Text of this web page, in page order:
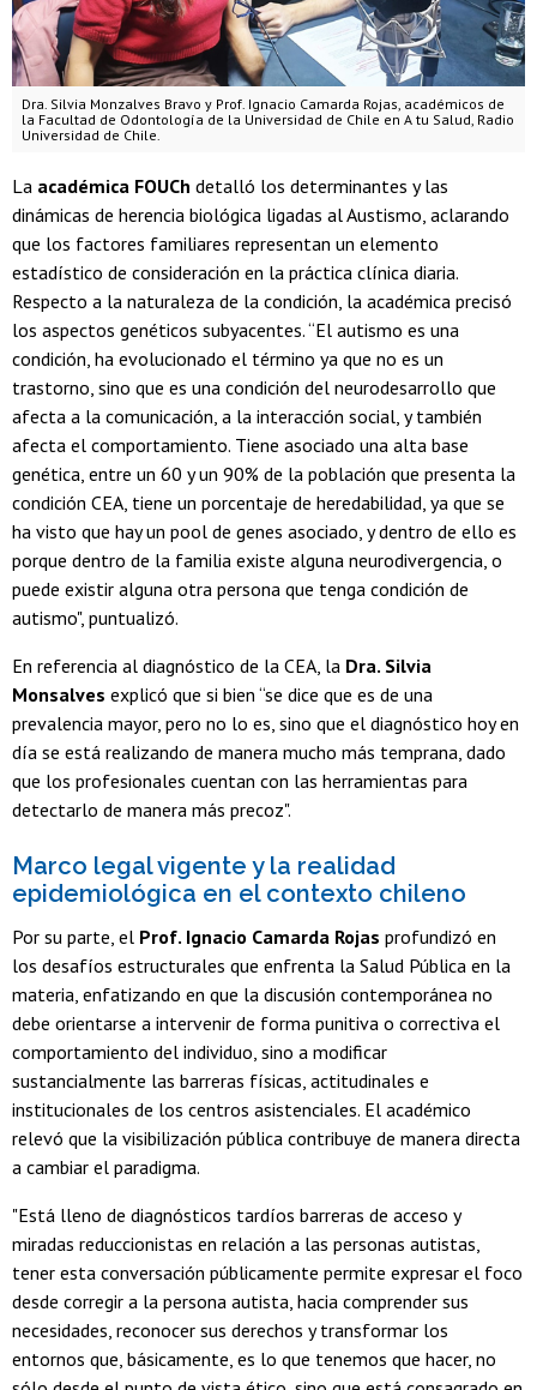
Dra. Silvia Monzalves Bravo y Prof. Ignacio Camarda Rojas, académicos de
la Facultad de Odontología de la Universidad de Chile en A tu Salud, Radio
Universidad de Chile.
La académica FOUCh detalló los determinantes y las
dinámicas de herencia biológica ligadas al Austismo, aclarando
que los factores familiares representan un elemento
estadístico de consideración en la práctica clínica diaria.
Respecto a la naturaleza de la condición, la académica precisó
los aspectos genéticos subyacentes. “El autismo es una
condición, ha evolucionado el término ya que no es un
trastorno, sino que es una condición del neurodesarrollo que
afecta a la comunicación, a la interacción social, y también
afecta el comportamiento. Tiene asociado una alta base
genética, entre un 60 y un 90% de la población que presenta la
condición CEA, tiene un porcentaje de heredabilidad, ya que se
ha visto que hay un pool de genes asociado, y dentro de ello es
porque dentro de la familia existe alguna neurodivergencia, o
puede existir alguna otra persona que tenga condición de
autismo", puntualizó.
En referencia al diagnóstico de la CEA, la Dra. Silvia
Monsalves explicó que si bien “se dice que es de una
prevalencia mayor, pero no lo es, sino que el diagnóstico hoy en
día se está realizando de manera mucho más temprana, dado
que los profesionales cuentan con las herramientas para
detectarlo de manera más precoz".
Marco legal vigente y la realidad
epidemiológica en el contexto chileno
Por su parte, el Prof. Ignacio Camarda Rojas profundizó en
los desafíos estructurales que enfrenta la Salud Pública en la
materia, enfatizando en que la discusión contemporánea no
debe orientarse a intervenir de forma punitiva o correctiva el
comportamiento del individuo, sino a modificar
sustancialmente las barreras físicas, actitudinales e
institucionales de los centros asistenciales. El académico
relevó que la visibilización pública contribuye de manera directa
a cambiar el paradigma.
"Está lleno de diagnósticos tardíos barreras de acceso y
miradas reduccionistas en relación a las personas autistas,
tener esta conversación públicamente permite expresar el foco
desde corregir a la persona autista, hacia comprender sus
necesidades, reconocer sus derechos y transformar los
entornos que, básicamente, es lo que tenemos que hacer, no